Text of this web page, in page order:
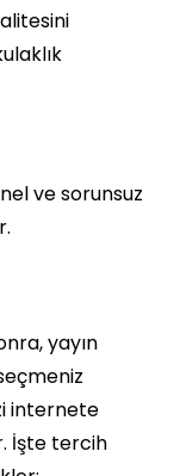
ve sorunsuz
yayın
internete
İşte tercih